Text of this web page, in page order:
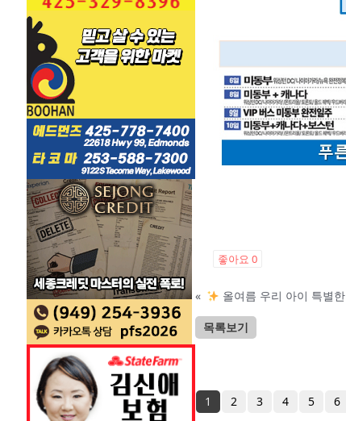
좋아요 0
« 올여름 우리 아이 특별
목록보기
1 2 3 4 5 6